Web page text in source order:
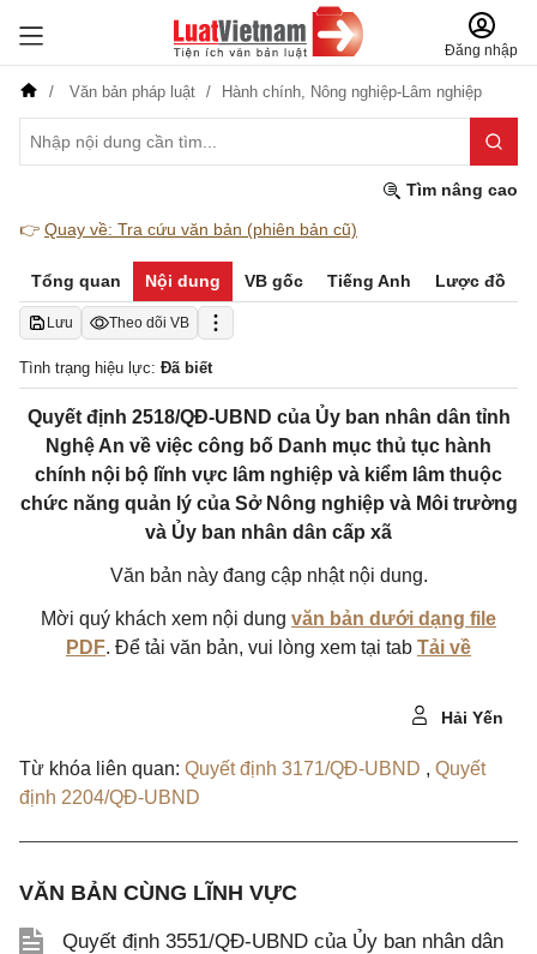
Đăng nhập
Văn bản pháp luật Hành chính, Nông nghiệp-Lâm nghiệp
Tìm nâng cao
👉 Quay về: Tra cứu văn bản (phiên bản cũ)
Tổng quan Nội dung VB gốc Tiếng Anh Lược đồ
Lưu Theo dõi VB
Tình trạng hiệu lực: Đã biết
Quyết định 2518/QĐ-UBND của Ủy ban nhân dân tỉnh
Nghệ An về việc công bố Danh mục thủ tục hành
chính nội bộ lĩnh vực lâm nghiệp và kiểm lâm thuộc
chức năng quản lý của Sở Nông nghiệp và Môi trường
và Ủy ban nhân dân cấp xã
Văn bản này đang cập nhật nội dung.
Mời quý khách xem nội dung văn bản dưới dạng file
PDF. Để tải văn bản, vui lòng xem tại tab Tải về
Hải Yến
Từ khóa liên quan: Quyết định 3171/QĐ-UBND , Quyết
định 2204/QĐ-UBND
VĂN BẢN CÙNG LĨNH VỰC
Quyết định 3551/QĐ-UBND của Ủy ban nhân dân